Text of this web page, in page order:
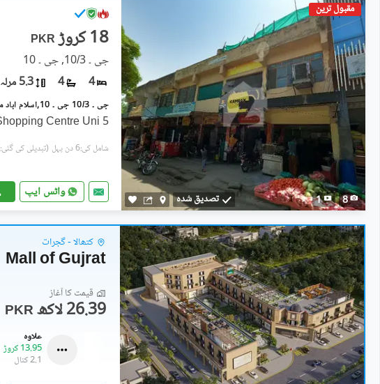
مقبول ترین
8
1 تصدیق شدہ
PKR 18 کروڑ
جی ۔ 10/3, جی ۔ 10
4
4 5.3 مرلہ
5 Marla Class-3 Shopping Centre Uni
شامل کی:6 دن پہل (تبدیلی کی گئی:1 دن پہلے)
واٹس ایپ
کتھالا - گجرات
Mall of Gujrat
قیمت کا آغاز
PKR 26.39 لاکھ
علاوہ
13.95 کروڑ
2.1 کنال
علاوہ
16.02 کروڑ
2.1 کنال